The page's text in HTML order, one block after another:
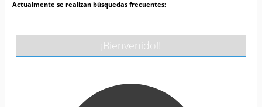
Actualmente se realizan búsquedas frecuentes:
¡Bienvenido!!